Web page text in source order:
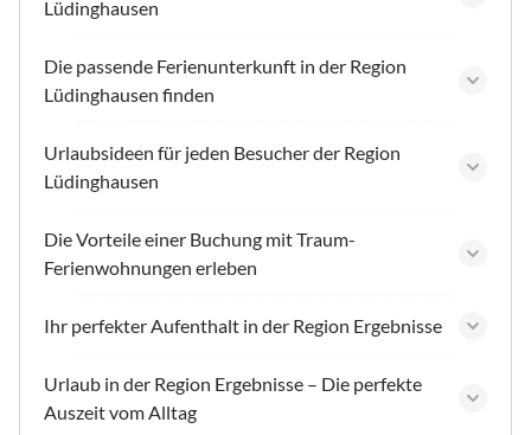
Lüdinghausen
Die passende Ferienunterkunft in der Region
Lüdinghausen finden
Urlaubsideen für jeden Besucher der Region
Lüdinghausen
Die Vorteile einer Buchung mit Traum-
Ferienwohnungen erleben
Ihr perfekter Aufenthalt in der Region Ergebnisse
Urlaub in der Region Ergebnisse – Die perfekte
Auszeit vom Alltag